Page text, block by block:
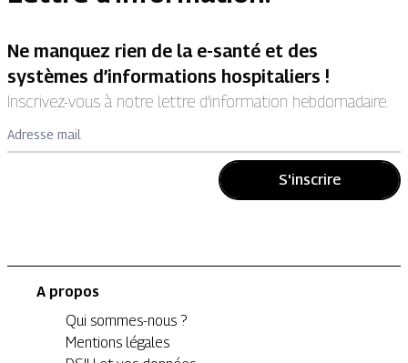
Ne manquez rien de la e-santé et des
systèmes d’informations hospitaliers !
Inscrivez-vous à notre lettre d’information hebdomadaire.
Adresse mail
S'inscrire
A propos
Qui sommes-nous ?
Mentions légales